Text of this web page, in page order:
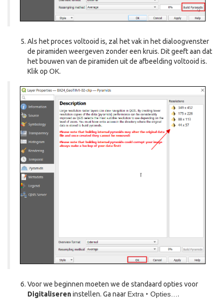
Als het proces voltooid is, zal het vak in het dialoogvenster
de piramiden weergeven zonder een kruis. Dit geeft aan dat
het bouwen van de piramiden uit de afbeelding voltooid is.
Klik op OK.
Voor we beginnen moeten we de standaard opties voor
Digitalisereninstellen. Ga naar Extra ‣ Opties… .